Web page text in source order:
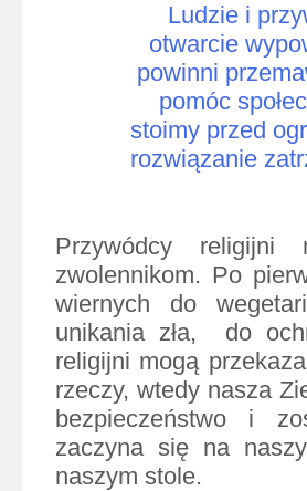
Ludzie i
otwarcie
powinni
pomóc
stoimy przed
rozwiązanie
Przywódcy religijni
zwolennikom. Po
wiernych do
unikania zła, do
religijni mogą
rzeczy, wtedy nasza
bezpieczeństwo i
zaczyna się na
naszym stole.